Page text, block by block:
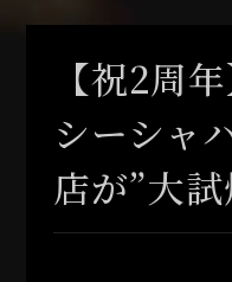
【祝2周年
シーシャ
店が”大